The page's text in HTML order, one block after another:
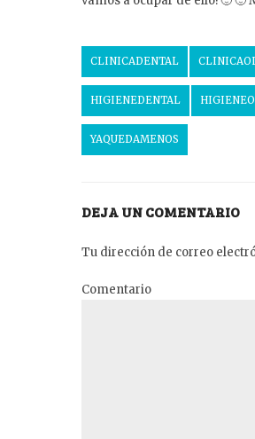
CLINICADENTAL
HIGIENEDENTAL
YAQUEDAMENOS
DEJA UN COMENTARIO
Tu dirección de correo
Comentario